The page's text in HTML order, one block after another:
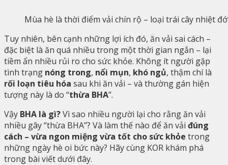
Mùa hè là thời điểm vải chín rộ – loại trái cây nhiệt
Tuy nhiên, bên cạnh những lợi ích đó, ăn vải sai cách –
đặc biệt là ăn quá nhiều trong một thời gian ngắn – lại
tiềm ẩn nhiều rủi ro cho sức khỏe. Không ít người gặp
tình trạng nóng trong, nổi mụn, khó ngủ, thậm chí là
rối loạn tiêu hóa sau khi ăn vải – và thường gán hiện
tượng này là do “thừa BHA”.
Vậy BHA là gì?Vì sao nhiều người lại cho rằng ăn vải
nhiều gây “thừa BHA”? Và làm thế nào để ăn vải đúng
cách – vừa ngon miệng vừa tốt cho sức khỏe trong
những ngày hè oi bức này? Hãy cùng KOR khám phá
trong bài viết dưới đây.